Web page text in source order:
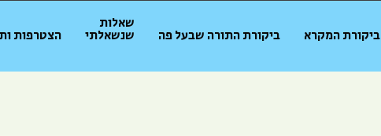
ביקורת המקרא ביקורת התורה שבעל פה
שאלות
שנשאלתי הצטרפות